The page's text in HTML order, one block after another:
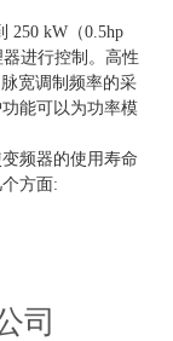
250 kW（0.5hp
进行控制。高性
宽调制频率的采
能可以为功率模
频器的使用寿命
方面:
司